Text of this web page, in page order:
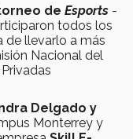
de Esports -
todos los
de llevarlo a más
Nacional del
Delgado y
Monterrey y